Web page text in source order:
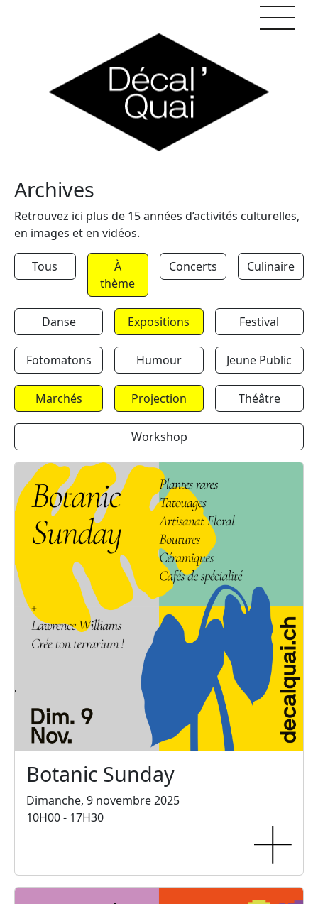
Archives
Retrouvez ici plus de 15 années d’activités culturelles,
en images et en vidéos.
Tous
À
thème
Concerts Culinaire
Danse Expositions Festival
Fotomatons Humour Jeune Public
Marchés Projection Théâtre
Workshop
Botanic Sunday
Dimanche, 9 novembre 2025
10H00 - 17H30